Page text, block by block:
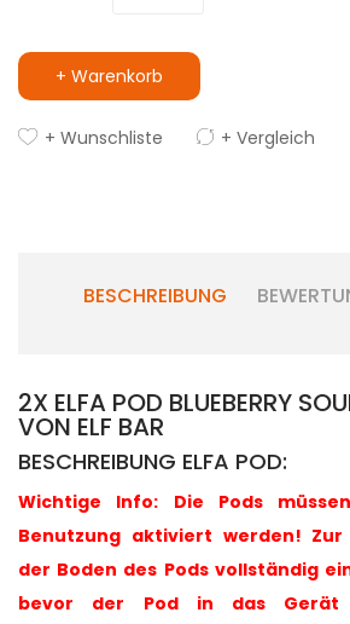
+ Warenkorb
+ Wunschliste + Vergleich
BESCHREIBUNG
2X ELFA POD BLUEBERRY
VON ELF BAR
BESCHREIBUNG ELFA POD:
Wichtige Info: Die Pods
Benutzung aktiviert werden!
der Boden des Pods vollständig
bevor der Pod in das Gerät